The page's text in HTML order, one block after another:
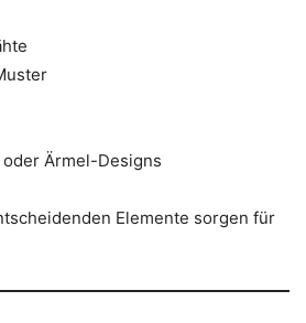
Ärmel-Designs
Elemente sorgen für